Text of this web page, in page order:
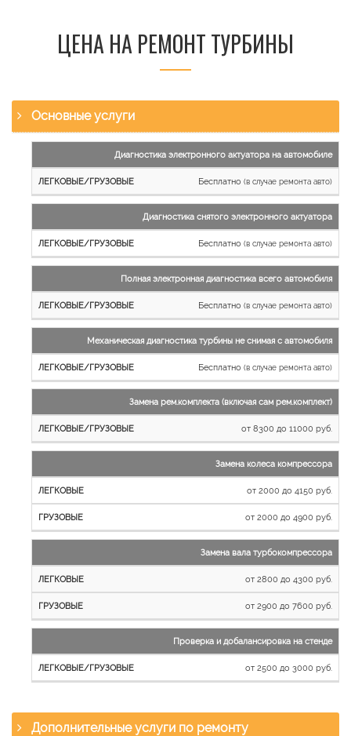
ЦЕНА НА РЕМОНТ ТУРБИНЫ
Основные услуги
работы
Легковые
и
Грузовые
автомобили
Диагностика электронного актуатора на автомобиле
Бесплатно (в случае ремонта авто)
Диагностика снятого электронного актуатора
Бесплатно (в случае ремонта авто)
Полная электронная диагностика всего автомобиля
Бесплатно (в случае ремонта авто)
Механическая диагностика турбины не снимая с автомобиля
Бесплатно (в случае ремонта авто)
Замена рем.комплекта (включая сам рем.комплект)
от 8300 до 11000 руб.
Замена колеса компрессора
от 2000 до 4150 руб.
от 2000 до 4900 руб.
Замена вала турбокомпрессора
от 2800 до 4300 руб.
от 2900 до 7600 руб.
Проверка и добалансировка на стенде
от 2500 до 3000 руб.
Дополнительные услуги по ремонту